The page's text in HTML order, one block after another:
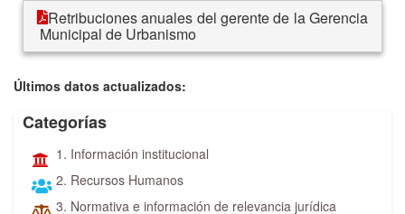
Retribuciones anuales del gerente de la Gerencia
Municipal de Urbanismo
Últimos datos actualizados:
Categorías
1. Información institucional
2. Recursos Humanos
3. Normativa e información de relevancia jurídica